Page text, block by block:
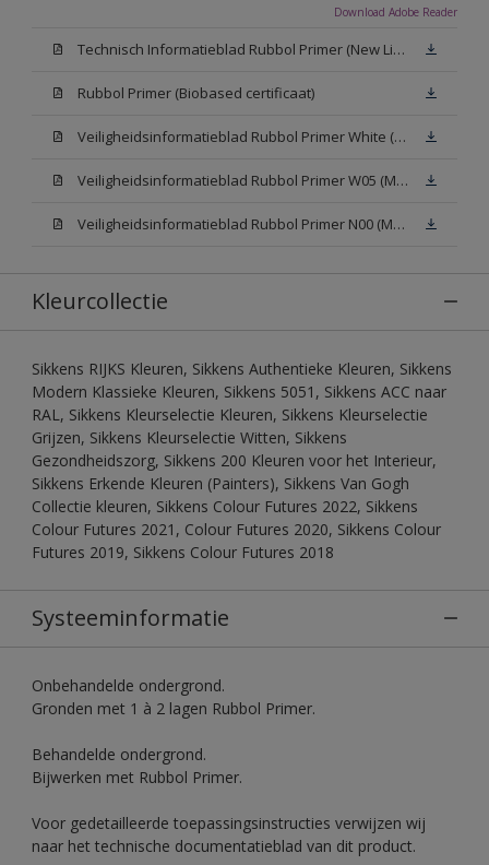
Download Adobe Reader
Technisch Informatieblad Rubbol Primer (New Livery) (PDF)
Rubbol Primer (Biobased certificaat)
Veiligheidsinformatieblad Rubbol Primer White (MSDS)
Veiligheidsinformatieblad Rubbol Primer W05 (MSDS)
Veiligheidsinformatieblad Rubbol Primer N00 (MSDS)
Kleurcollectie
Sikkens RIJKS Kleuren, Sikkens Authentieke Kleuren, Sikkens
Modern Klassieke Kleuren, Sikkens 5051, Sikkens ACC naar
RAL, Sikkens Kleurselectie Kleuren, Sikkens Kleurselectie
Grijzen, Sikkens Kleurselectie Witten, Sikkens
Gezondheidszorg, Sikkens 200 Kleuren voor het Interieur,
Sikkens Erkende Kleuren (Painters), Sikkens Van Gogh
Collectie kleuren, Sikkens Colour Futures 2022, Sikkens
Colour Futures 2021, Colour Futures 2020, Sikkens Colour
Futures 2019, Sikkens Colour Futures 2018
Systeeminformatie
Onbehandelde ondergrond.
Gronden met 1 à 2 lagen Rubbol Primer.
Behandelde ondergrond.
Bijwerken met Rubbol Primer.
Voor gedetailleerde toepassingsinstructies verwijzen wij
naar het technische documentatieblad van dit product.